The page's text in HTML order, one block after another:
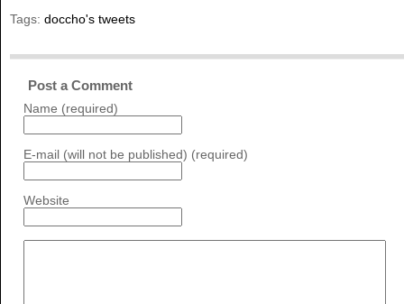
Tags: doccho's tweets
Post a Comment
Name (required)
E-mail (will not be published) (required)
Website